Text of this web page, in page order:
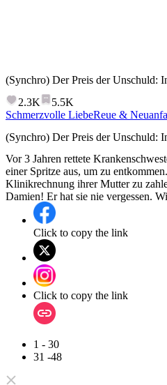
(Synchro) Der Preis der Unschuld:
2.3K
5.5K
Schmerzvolle LiebeReue &
(Synchro) Der Preis der Unschuld:
Vor 3 Jahren rettete
einer Spritze aus, um zu
Klinikrechnung ihrer Mutter zu
Damien! Er hat sie nie vergessen.
Click to copy the link
Click to copy the link
1 - 30
31 -48